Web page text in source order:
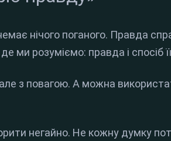
нічого поганого. Правда
ми розуміємо: правда і спосіб її
з повагою. А можна
негайно. Не кожну думку